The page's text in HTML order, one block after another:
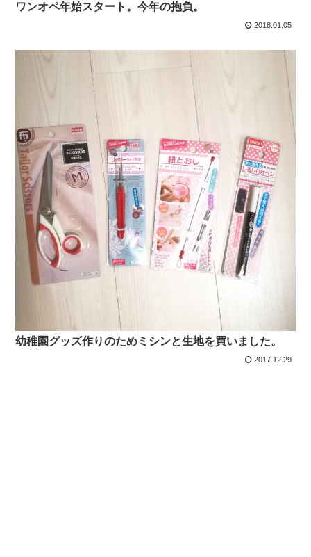
ワンオペ年始スタート。今年の抱負。
2018.01.05
幼稚園グッズ作りのためミシンと生地を買いました。
2017.12.29